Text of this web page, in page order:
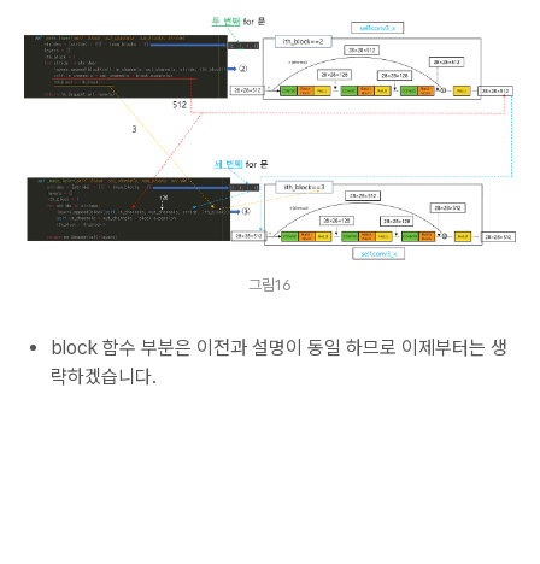
그림16
block 함수 부분은 이전과 설명이 동일 하므로 이제부터는 생
략하겠습니다.